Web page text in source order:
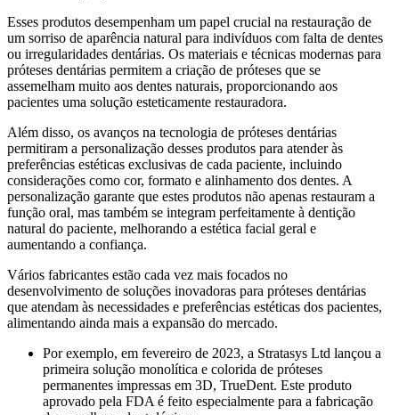
Esses produtos desempenham um papel crucial na restauração de
um sorriso de aparência natural para indivíduos com falta de dentes
ou irregularidades dentárias. Os materiais e técnicas modernas para
próteses dentárias permitem a criação de próteses que se
assemelham muito aos dentes naturais, proporcionando aos
pacientes uma solução esteticamente restauradora.
Além disso, os avanços na tecnologia de próteses dentárias
permitiram a personalização desses produtos para atender às
preferências estéticas exclusivas de cada paciente, incluindo
considerações como cor, formato e alinhamento dos dentes. A
personalização garante que estes produtos não apenas restauram a
função oral, mas também se integram perfeitamente à dentição
natural do paciente, melhorando a estética facial geral e
aumentando a confiança.
Vários fabricantes estão cada vez mais focados no
desenvolvimento de soluções inovadoras para próteses dentárias
que atendam às necessidades e preferências estéticas dos pacientes,
alimentando ainda mais a expansão do mercado.
Por exemplo, em fevereiro de 2023, a Stratasys Ltd lançou a
primeira solução monolítica e colorida de próteses
permanentes impressas em 3D, TrueDent. Este produto
aprovado pela FDA é feito especialmente para a fabricação